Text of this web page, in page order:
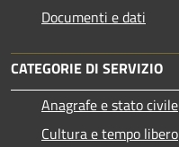
Documenti e dati
CATEGORIE DI SERVIZIO
Anagrafe e stato civile
Cultura e tempo libero